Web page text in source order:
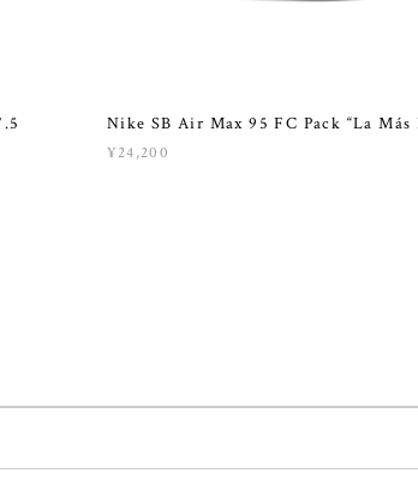
Nike SB Air Max 95 FC Pack “La Más
¥24,200